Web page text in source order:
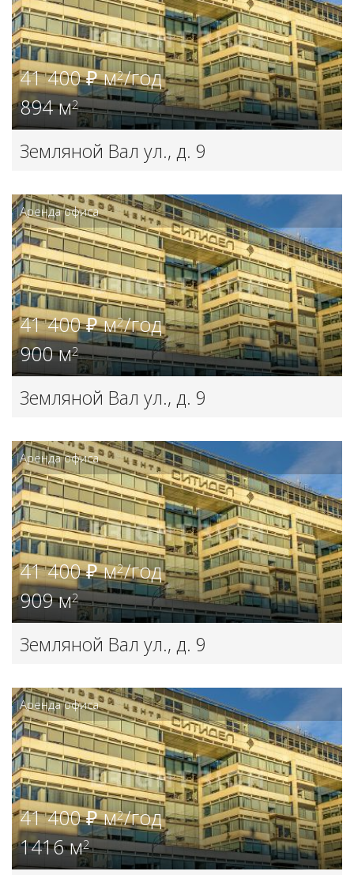
41 400 ₽ м2/год
894 м2
Земляной Вал ул., д. 9
Аренда офиса
41 400 ₽ м2/год
900 м2
Земляной Вал ул., д. 9
Аренда офиса
41 400 ₽ м2/год
909 м2
Земляной Вал ул., д. 9
Аренда офиса
41 400 ₽ м2/год
1416 м2